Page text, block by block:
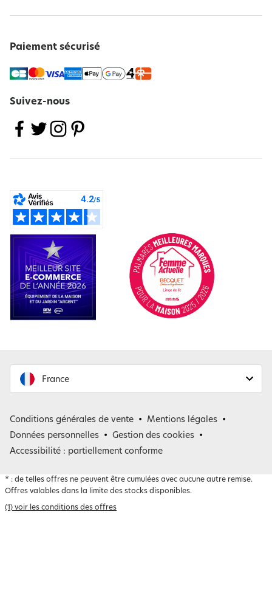
Paiement sécurisé
Suivez-nous
France
Belgique
Conditions générales de vente
Mentions légales
Données personnelles
Gestion des cookies
Accessibilité : partiellement conforme
* : de telles offres ne peuvent être cumulées avec aucune autre remise.
Offres valables dans la limite des stocks disponibles.
(1) voir les conditions des offres